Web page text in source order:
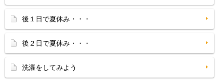
後１日で夏休み・・・
後２日で夏休み・・・
洗濯をしてみよう